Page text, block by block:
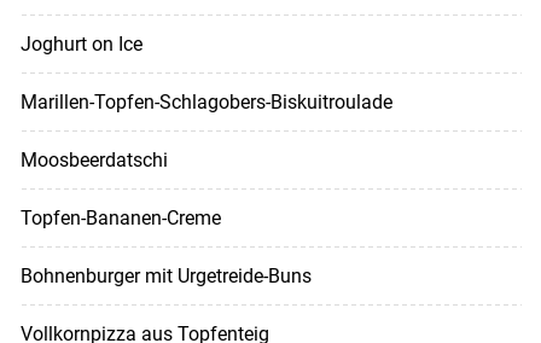
Joghurt on Ice
Marillen-Topfen-Schlagobers-Biskuitroulade
Moosbeerdatschi
Topfen-Bananen-Creme
Bohnenburger mit Urgetreide-Buns
Vollkornpizza aus Topfenteig